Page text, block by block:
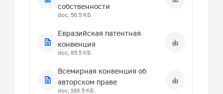
исследовательских, опытно-
конструкторских и
гражданского назначения в
Республике Татарстан
Закон Республики Татарстан
о науке и научной
собственности
doc, 58.5 КБ
Евразийская патентная
конвенция
doc, 85.5 КБ
Всемирная конвенция об
авторском праве
doc, 196.5 КБ